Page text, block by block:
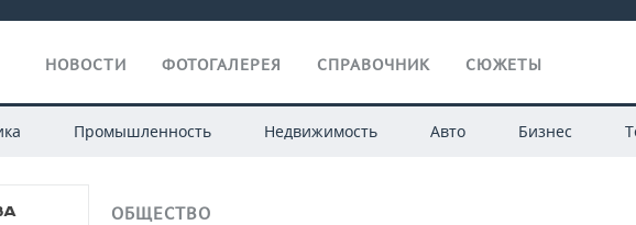
НОВОСТИ ФОТОГАЛЕРЕЯ СПРАВОЧНИК СЮЖЕТЫ
Промышленность Недвижимость Авто Бизнес
ОБЩЕСТВО